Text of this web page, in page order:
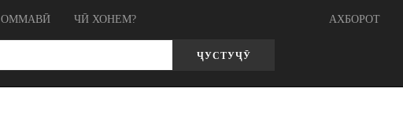
ОММАВӢ ЧӢ ХОНЕМ? АХБОРОТ
ҶУСТУҶӮ